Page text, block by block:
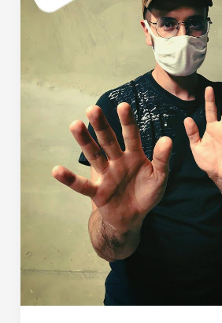
déterminant
l’auto-
défense